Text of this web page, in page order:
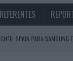
SPAIN PARA SAMSUNG